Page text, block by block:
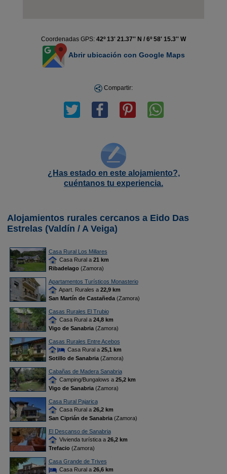
Coordenadas GPS: 42º 13' 21.37'' N / 6º 58' 15.3'' W
Abrir ubicación con Google Maps
Compartir:
¿Has estado en este alojamiento?,
cuéntanos tu experiencia.
Alojamientos rurales cercanos a Eido Das
Estrelas (Valdín / A Veiga)
Casa Rural Los Millares
Casa Rural a 21 km
Ribadelago(Zamora)
Apartamentos Turísticos Monasterio
Apart. Rurales a 22,9 km
San Martín de Castañeda(Zamora)
Casas Rurales El Trubio
Casa Rural a 24,8 km
Vigo de Sanabria(Zamora)
Casas Rurales Entre Acebos
Casa Rural a 25,1 km
Sotillo de Sanabria(Zamora)
Cabañas de Madera Sanabria
Camping/Bungalows a 25,2 km
Vigo de Sanabria(Zamora)
Casa Rural Pajarica
Casa Rural a 26,2 km
San Ciprián de Sanabria(Zamora)
El Descanso de Sanabria
Vivienda turística a 26,2 km
Trefacio(Zamora)
Casa Grande de Trives
Casa Rural a 26,6 km